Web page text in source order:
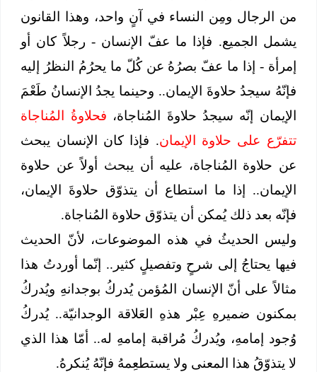
من الرجال ومِن النساء في آنٍ واحد، وهذا القانون
يشمل الجميع. فإذا ما عفّ الإنسان - رجلاً كان أو
إمرأة - إذا ما عفّ بصرُهُ عن كُلّ ما يحرُمُ النظرُ إليه
فإنّهُ سيجدُ حلاوةَ الإيمان.. وحينما يجدُ الإنسانُ طَعْمَ
الإيمان إنّه سيجدُ حلاوةَ المُناجاة، فحلاوةُ المُناجاة
تتفرّع على حلاوة الإيمان. فإذا كان الإنسان يبحث
عن حلاوة المُناجاة، عليه أن يبحث أولاً عن حلاوة
الإيمان.. إذا ما استطاع أن يتذوّق حلاوةَ الإيمان،
فإنّه بعد ذلك يُمكن أن يتذوّق حلاوة المُناجاة.
وليس الحديثُ في هذه الموضوعات، لأنّ الحديث
فيها يحتاجُ إلى شرحٍ وتفصيلٍ كثير.. إنّما أوردتُ هذا
مثالاً على أنّ الإنسان المُؤمن يُدركُ بوجدانهِ ويُدركُ
بمكنون ضميرهِ عِبْر هذهِ العَلاقة الوجدانيّة.. يُدركُ
وُجود إمامهِ، ويُدركُ مُراقبة إمامهِ له.. أمّا هذا الذي
لا يتذوّقُ هذا المعنى ولا يستطعِمهُ فإنّهُ يُنكرهُ.